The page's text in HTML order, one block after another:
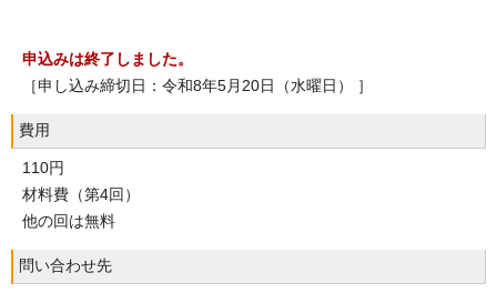
申込みは終了しました。
［申し込み締切日：令和8年5月20日（水曜日） ］
費用
110円
材料費（第4回）
他の回は無料
問い合わせ先